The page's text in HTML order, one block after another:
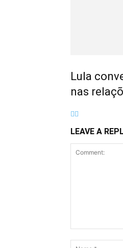
Lula
nas
LEAVE A